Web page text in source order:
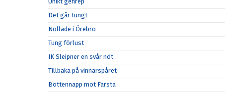
Det går tungt
Nollade i Örebro
Tung förlust
IK Sleipner en svår nöt
Tillbaka på vinnarspåret
Bottennapp mot Farsta